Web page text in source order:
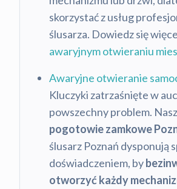
skorzystać z usług
ślusarza. Dowiedz się
awaryjnym otwieraniu
Awaryjne otwieranie
Kluczyki zatrzaśnięte w
powszechny problem.
pogotowie zamkowe
ślusarz Poznań dysponują
doświadczeniem, by
otworzyć każdy